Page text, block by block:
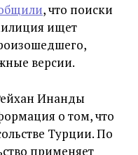
, что поиски
ищет
версии.
Инанды
о том, что
Турции. По
применяет